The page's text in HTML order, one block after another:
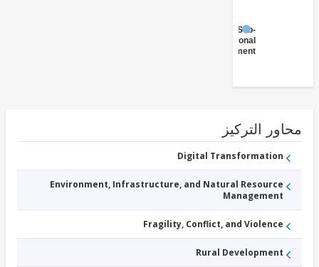
Government
التركيز
Digital Transformation
Environment, Infrastructure, and Natural Resource
Management
Fragility, Conflict, and Violence
Rural Development